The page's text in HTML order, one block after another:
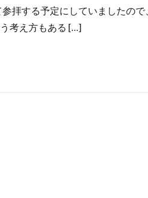
拝する予定にしていましたの
考え方もある […]